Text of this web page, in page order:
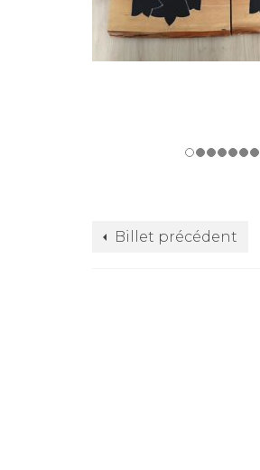
Billet précédent